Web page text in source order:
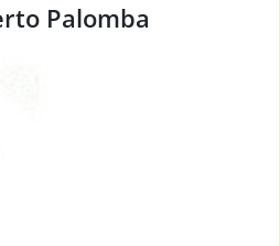
Palomba